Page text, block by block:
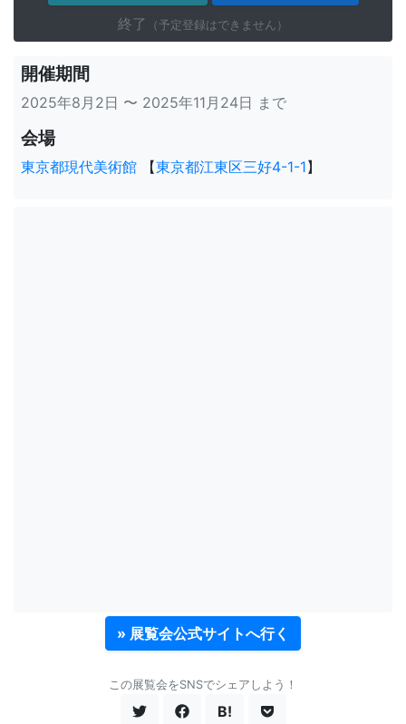
終了 （予定登録はできません）
開催期間
2025年8月2日 〜 2025年11月24日 まで
会場
東京都現代美術館 【東京都江東区三好4-1-1】
» 展覧会公式サイトへ行く
この展覧会をSNSでシェアしよう！
B!